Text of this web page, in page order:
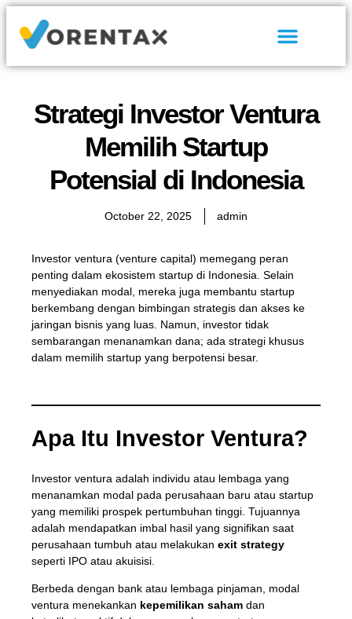
Strategi Investor Ventura
Memilih Startup
Potensial di Indonesia
October 22, 2025 admin
Investor ventura (venture capital) memegang peran
penting dalam ekosistem startup di Indonesia. Selain
menyediakan modal, mereka juga membantu startup
berkembang dengan bimbingan strategis dan akses ke
jaringan bisnis yang luas. Namun, investor tidak
sembarangan menanamkan dana; ada strategi khusus
dalam memilih startup yang berpotensi besar.
Apa Itu Investor Ventura?
Investor ventura adalah individu atau lembaga yang
menanamkan modal pada perusahaan baru atau startup
yang memiliki prospek pertumbuhan tinggi. Tujuannya
adalah mendapatkan imbal hasil yang signifikan saat
perusahaan tumbuh atau melakukan exit strategy
seperti IPO atau akuisisi.
Berbeda dengan bank atau lembaga pinjaman, modal
ventura menekankan kepemilikan sahamdan